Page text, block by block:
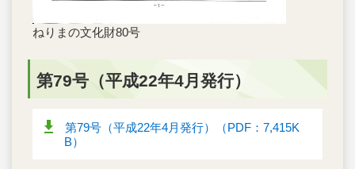
ねりまの文化財80号
第79号（平成22年4月発行）
第79号（平成22年4月発行）（PDF：7,415K
B）